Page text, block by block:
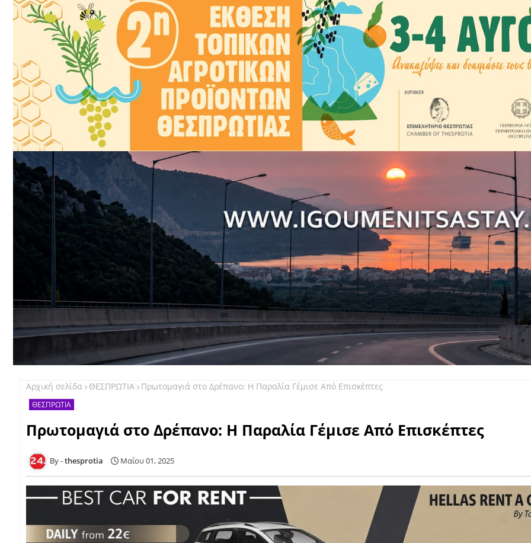
Αρχική σελίδα ΘΕΣΠΡΩΤΙΑ Πρωτομαγιά στο Δρέπανο: Η Παραλία Γέμισε Από Επισκέπτες
ΘΕΣΠΡΩΤΙΑ
Πρωτομαγιά στο Δρέπανο: Η Παραλία Γέμισε Από Επισκέπτες
thesprotia Μαΐου 01, 2025